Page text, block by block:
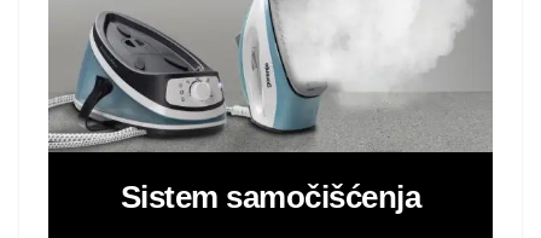
Sistem samočišćenja